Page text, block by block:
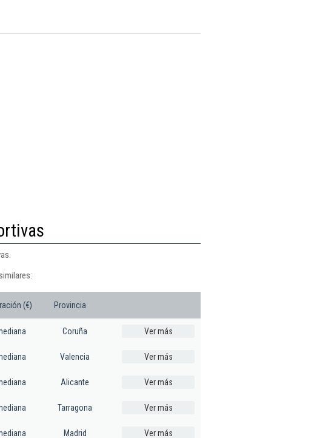
(€) Provincia
Coruña Ver más
Valencia Ver más
Alicante Ver más
Tarragona Ver más
Madrid Ver más